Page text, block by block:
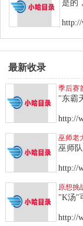
是的
最新收录
季后赛
"东霸
http://
巫师老
巫师
http://
原想挑
"K汤"
http://